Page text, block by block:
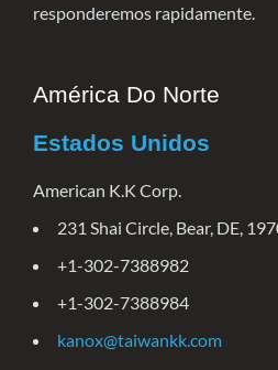
responderemos rapidamente.
América Do Norte
Estados Unidos
American K.K Corp.
231 Shai Circle, Bear, DE,
+1-302-7388982
+1-302-7388984
kanox@taiwankk.com